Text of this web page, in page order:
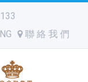
聯 絡 我 們